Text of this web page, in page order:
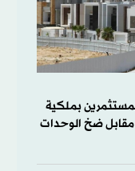
بملكية
ضخ الوحدات